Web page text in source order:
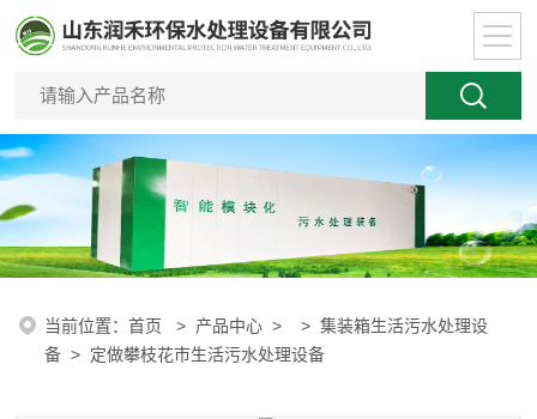
当前位置：首页 > 产品中心 > >集装箱生活污水处理设
备 > 定做攀枝花市生活污水处理设备